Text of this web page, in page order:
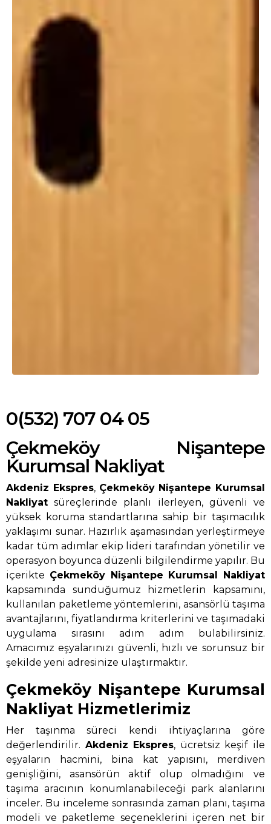
0(532) 707 04 05
Çekmeköy Nişantepe
Kurumsal Nakliyat
Akdeniz Ekspres, Çekmeköy Nişantepe Kurumsal
Nakliyat süreçlerinde planlı ilerleyen, güvenli ve
yüksek koruma standartlarına sahip bir taşımacılık
yaklaşımı sunar. Hazırlık aşamasından yerleştirmeye
kadar tüm adımlar ekip lideri tarafından yönetilir ve
operasyon boyunca düzenli bilgilendirme yapılır. Bu
içerikte Çekmeköy Nişantepe Kurumsal Nakliyat
kapsamında sunduğumuz hizmetlerin kapsamını,
kullanılan paketleme yöntemlerini, asansörlü taşıma
avantajlarını, fiyatlandırma kriterlerini ve taşımadaki
uygulama sırasını adım adım bulabilirsiniz.
Amacımız eşyalarınızı güvenli, hızlı ve sorunsuz bir
şekilde yeni adresinize ulaştırmaktır.
Çekmeköy Nişantepe Kurumsal
Nakliyat Hizmetlerimiz
Her taşınma süreci kendi ihtiyaçlarına göre
değerlendirilir. Akdeniz Ekspres, ücretsiz keşif ile
eşyaların hacmini, bina kat yapısını, merdiven
genişliğini, asansörün aktif olup olmadığını ve
taşıma aracının konumlanabileceği park alanlarını
inceler. Bu inceleme sonrasında zaman planı, taşıma
modeli ve paketleme seçeneklerini içeren net bir